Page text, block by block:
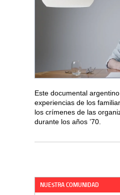
Este documental
experiencias de los
los crímenes de las
durante los años ’70.
NUESTRA COMUNIDAD